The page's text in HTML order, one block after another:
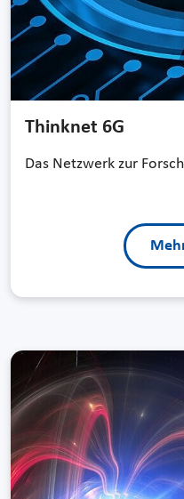
Thinknet 6G
Das Netzwerk zur